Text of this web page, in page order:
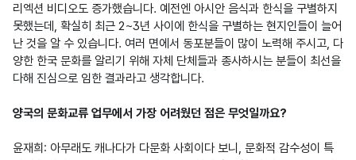
리엑션 비디오도 증가했습니다. 예전엔 아시안 음식과 한식을 구별하지
못했는데, 확실히 최근 2~3년 사이에 한식을 구별하는 현지인들이 늘어
난 것을 알 수 있습니다. 여러 면에서 동포분들이 많이 노력해 주시고, 다
양한 한국 문화를 알리기 위해 자체 단체들과 종사하시는 분들이 최선을
다해 진심으로 임한 결과라고 생각합니다.
양국의 문화교류 업무에서 가장 어려웠던 점은 무엇일까요?
윤재희: 아무래도 캐나다가 다문화 사회이다 보니, 문화적 감수성이 특